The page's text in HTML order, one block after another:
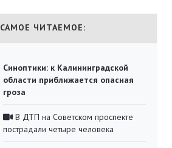
САМОЕ ЧИТАЕМОЕ:
Синоптики: к Калининградской
области приближается опасная
гроза
В ДТП на Советском проспекте
пострадали четыре человека